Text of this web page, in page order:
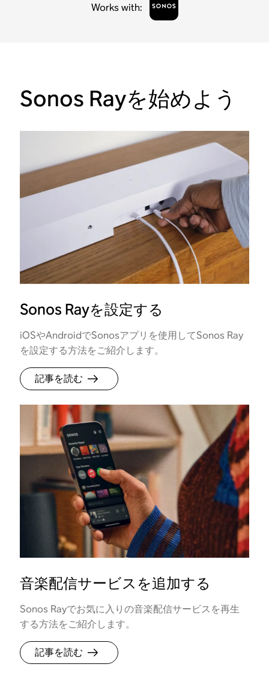
Works with:
Sonos Rayを始めよう
Sonos Rayを設定する
iOSやAndroidでSonosアプリを使用してSonos Ray
を設定する方法をご紹介します。
記事を読む
音楽配信サービスを追加する
Sonos Rayでお気に入りの音楽配信サービスを再生
する方法をご紹介します。
記事を読む